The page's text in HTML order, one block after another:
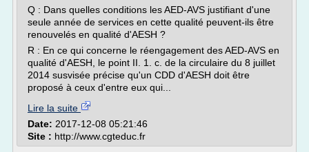
Q : Dans quelles conditions les AED-AVS justifiant d'une
seule année de services en cette qualité peuvent-ils être
renouvelés en qualité d'AESH ?
R : En ce qui concerne le réengagement des AED-AVS en
qualité d'AESH, le point II. 1. c. de la circulaire du 8 juillet
2014 susvisée précise qu'un CDD d'AESH doit être
proposé à ceux d'entre eux qui...
Lire la suite
Date: 2017-12-08 05:21:46
Site : http://www.cgteduc.fr